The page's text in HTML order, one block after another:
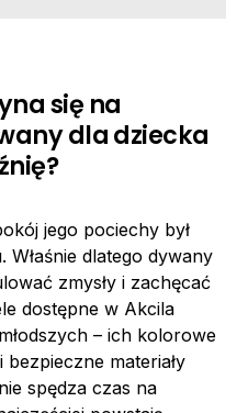
się na
dla dziecka
jego pociechy był
Właśnie dlatego dywany
zmysły i zachęcać
dostępne w Akcila
– ich kolorowe
materiały
spędza czas na